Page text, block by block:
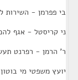
בי פפרמן - השירות
ני קריסטל - אגף
ר' הרמן - רפרנט
יועץ משפטי מי בוטון